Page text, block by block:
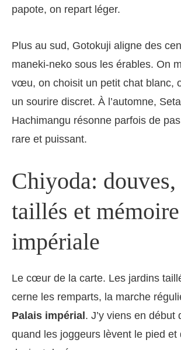
papote, on repart léger.
Plus au sud, Gotokuji aligne des
maneki-neko sous les érables. On
vœu, on choisit un petit chat blanc,
un sourire discret. À l’automne,
Hachimangu résonne parfois de
rare et puissant.
Chiyoda: douves,
taillés et mémoire
impériale
Le cœur de la carte. Les jardins
cerne les remparts, la marche
Palais impérial . J’y viens en début
quand les joggeurs lèvent le pied et